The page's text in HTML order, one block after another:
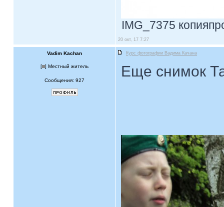
IMG_7375
20 окт, 17 7:27
Vadim Kachan Курс фотографии Вадима Качана
[ ] Местный житель
Сообщения: 927
Еще снимок